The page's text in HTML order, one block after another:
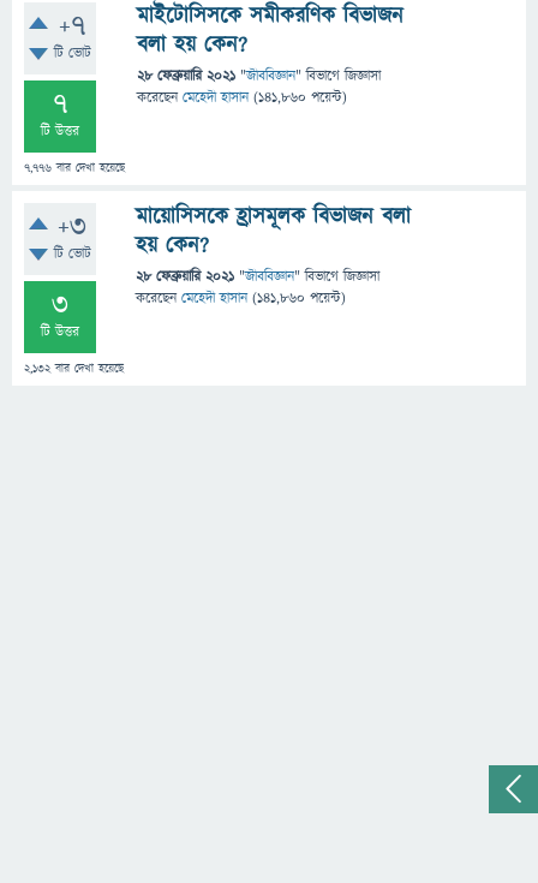
+7
টি ভোট
7
টি উত্তর
7,776 বার দেখা হয়েছে
মাইটোসিসকে সমীকরণিক বিভাজন
বলা হয় কেন?
28 ফেব্রুয়ারি 2021 "জীববিজ্ঞান" বিভাগে জিজ্ঞাসা
করেছেনমেহেদী হাসান (141,860 পয়েন্ট)
+3
টি ভোট
3
টি উত্তর
2,132বার দেখা হয়েছে
মায়োসিসকে হ্রাসমূলক বিভাজন বলা
হয় কেন?
28 ফেব্রুয়ারি 2021 "জীববিজ্ঞান" বিভাগে জিজ্ঞাসা
করেছেনমেহেদী হাসান (141,860 পয়েন্ট)